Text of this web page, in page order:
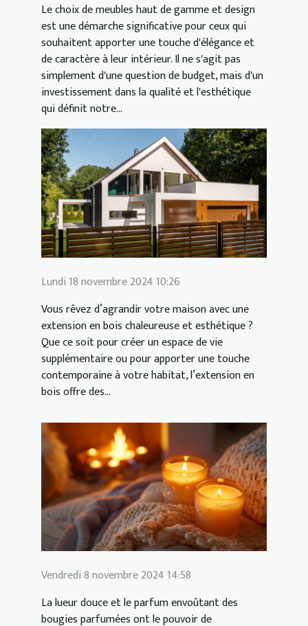
Le choix de meubles haut de gamme et design
est une démarche significative pour ceux qui
souhaitent apporter une touche d'élégance et
de caractère à leur intérieur. Il ne s'agit pas
simplement d'une question de budget, mais d'un
investissement dans la qualité et l'esthétique
qui définit notre...
Lundi 18 novembre 2024 10:26
Vous rêvez d’agrandir votre maison avec une
extension en bois chaleureuse et esthétique ?
Que ce soit pour créer un espace de vie
supplémentaire ou pour apporter une touche
contemporaine à votre habitat, l’extension en
bois offre des...
Vendredi 8 novembre 2024 14:58
La lueur douce et le parfum envoûtant des
bougies parfumées ont le pouvoir de